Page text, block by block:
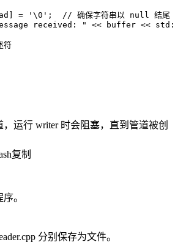
= '\0';  // 确保字符串以 null 结尾
received: " << buffer <<
符
运行 writer 时会阻塞，直到管道被创
复制
。
分别保存为文件。